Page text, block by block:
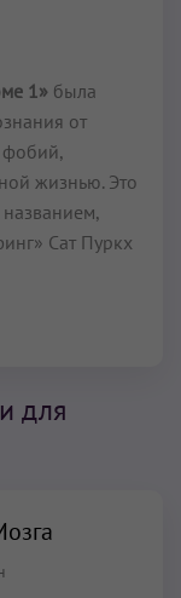
1» была
от
фобий,
жизнью. Это
Сат Пуркх
для